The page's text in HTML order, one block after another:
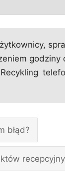
godziny
błąd?